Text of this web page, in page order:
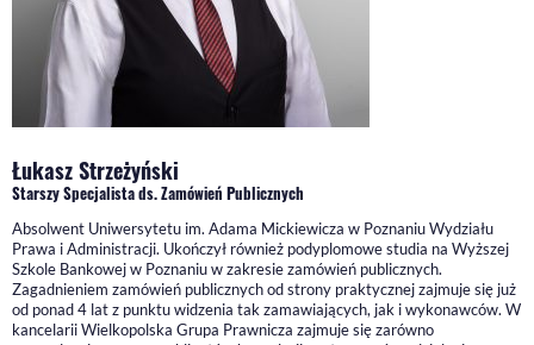
Łukasz Strzeżyński
Starszy Specjalista ds. Zamówień Publicznych
Absolwent Uniwersytetu im. Adama Mickiewicza w Poznaniu Wydziału
Prawa i Administracji. Ukończył również podyplomowe studia na Wyższej
Szkole Bankowej w Poznaniu w zakresie zamówień publicznych.
Zagadnieniem zamówień publicznych od strony praktycznej zajmuje się już
od ponad 4 lat z punktu widzenia tak zamawiających, jak i wykonawców. W
kancelarii Wielkopolska Grupa Prawnicza zajmuje się zarówno